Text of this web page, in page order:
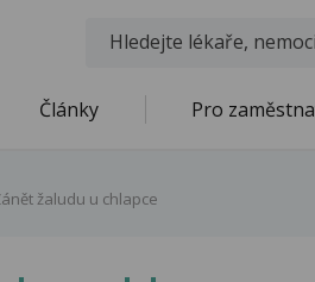
Články Pro
žaludu u chlapce